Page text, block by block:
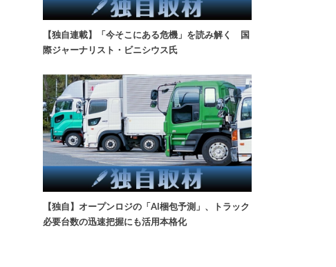
【独自連載】「今そこにある危機」を読み解く 国
際ジャーナリスト・ビニシウス氏
【独自】オープンロジの「AI梱包予測」、トラック
必要台数の迅速把握にも活用本格化